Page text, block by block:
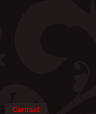
Contact